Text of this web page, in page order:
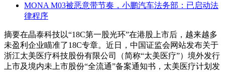
MONA M03被恶意带节奏，小鹏汽车法务部：已启动法
律程序
摘要在晶泰科技以“18C第一股光环”在港股上市后，越来越多
未盈利企业瞄准了18C专章。近日，中国证监会网站发布关于
浙江太美医疗科技股份有限公司（简称“太美医疗”）境外发行
上市及境内未上市股份“全流通”备案通知书，太美医疗计划发